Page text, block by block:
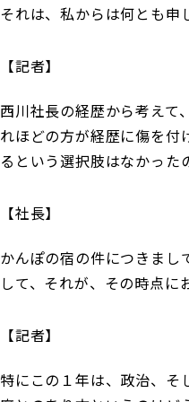
それは、私からは何とも申
記者
西川社長の経歴から考えて
れほどの方が経歴に傷を
るという選択肢はなかった
社長
かんぽの宿の件につきまし
して、それが、その時点
記者
特にこの１年は、政治、そ